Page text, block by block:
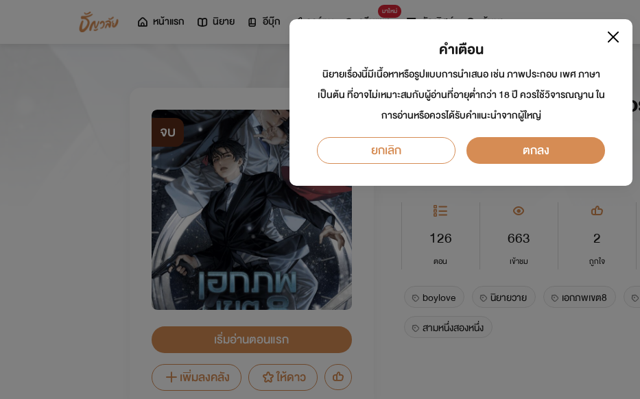
หน้าแรก นิยาย อีบุ๊ก การ์ตูน
มาใหม่
ดรีมแชท ธัญลิสต์ ค้นหา
จบ
เริ่มอ่านตอนแรก
เพิ่มลงคลัง
ให้ดาว
เอกภพเขต 8 [สนพ
นักเขียน:Rose
Y
126
ตอน
663
เข้าชม
2
ถูกใจ
boylove นิยายวาย เอกภพเขต8
สามหนึ่งสองหนึ่ง
คำเตือน
นิยายเรื่องนี้มีเนื้อหาหรือรูปแบบการนำเสนอ เช่น ภาพประกอบ เพศ ภาษา
เป็นต้น ที่อาจไม่เหมาะสมกับผู้อ่านที่อายุต่ำกว่า 18 ปี ควรใช้วิจารณญาน ใน
การอ่านหรือควรได้รับคำแนะนำจากผู้ใหญ่
ยกเลิก ตกลง